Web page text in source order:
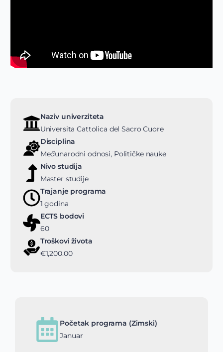
Naziv univerziteta
Universita Cattolica del Sacro Cuore
Disciplina
Međunarodni odnosi, Političke nauke
Nivo studija
Master studije
Trajanje programa
1 godina
ECTS bodovi
60
Troškovi života
€1,200.00
Početak programa (Zimski)
Januar